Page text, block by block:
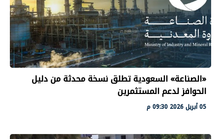
«الصناعة» السعودية تطلق نسخة محدثة من دليل
الحوافز لدعم المستثمرين
05 أبريل 2026 09:30 م